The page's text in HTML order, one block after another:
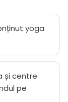
yoga
și centre
pe